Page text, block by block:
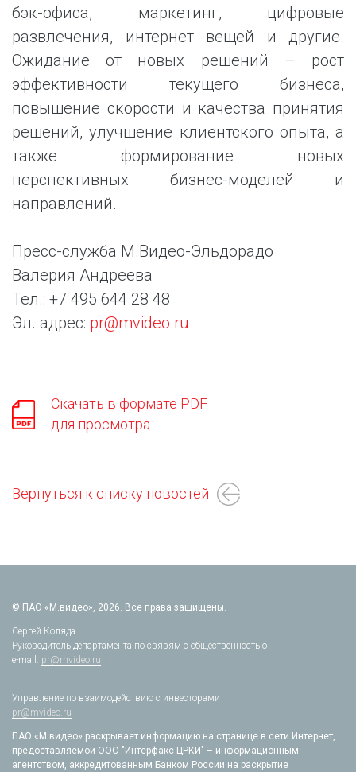
бэк-офиса, маркетинг, цифровые
развлечения, интернет вещей и другие.
Ожидание от новых решений – рост
эффективности текущего бизнеса,
повышение скорости и качества принятия
решений, улучшение клиентского опыта, а
также формирование новых
перспективных бизнес-моделей и
направлений.
Пресс-служба М.Видео-Эльдорадо
Валерия Андреева
Тел.: +7 495 644 28 48
Эл. адрес: pr@mvideo.ru
Скачать в формате PDF
для просмотра
Вернуться к списку новостей
© ПАО «М.видео», 2026. Все права защищены.
Сергей Коляда
Руководитель департамента по связям с общественностью
e-mail: pr@mvideo.ru
Управление по взаимодействию с инвесторами
pr@mvideo.ru
ПАО «М.видео» раскрывает информацию на странице в сети Интернет,
предоставляемой ООО "Интерфакс-ЦРКИ" – информационным
агентством, аккредитованным Банком России на раскрытие